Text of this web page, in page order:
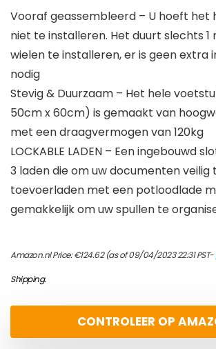
Vooraf geassembleerd – U hoeft het
niet te installeren. Het duurt slechts 1
wielen te installeren, er is geen extra
nodig
Stevig & Duurzaam – Het hele
50cm x 60cm) is gemaakt van
met een draagvermogen van 120kg
LOCKABLE LADEN – Een ingebouwd
3 laden die om uw documenten veilig
toevoerladen met een potloodlade
gemakkelijk om uw spullen te
Amazon.nl Price:€124.62(as of 09/04/2023 22:31 PST-
Shipping.
CONTROLEER OP